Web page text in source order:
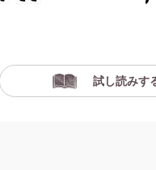
試し読みす